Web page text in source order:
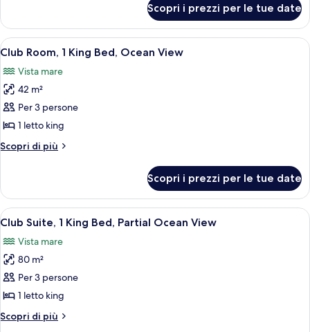
Bed,
Nature
View
Room,
King
Nature
View
Scopri i prezzi per le tue date
Apri
tutte
le
foto
per
Club
Room,
1
Bed,
Ocean
View
Camera d'albergo con un letto
7
Club Room, 1 King Bed, Ocean View
Vista mare
42 m²
Per 3 persone
1 letto king
Scopri di più
Altri
Room,
King
Ocean
View
Scopri i prezzi per le tue date
Apri
tutte
le
foto
per
Club
Suite,
1
Una moderna camera d'albergo con
7
Club Suite, 1 King Bed, Partial Ocean View
Vista mare
80 m²
Per 3 persone
1 letto king
Scopri di più
Altri